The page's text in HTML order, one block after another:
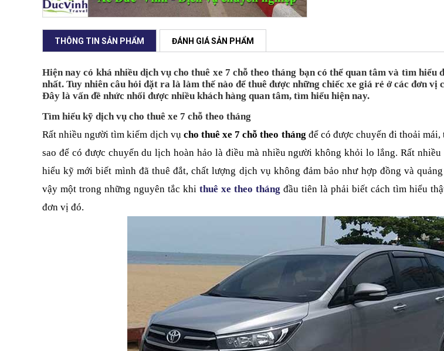
THÔNG TIN SẢN PHẨM ĐÁNH GIÁ SẢN PHẨM
Hiện nay có khá nhiều dịch vụ cho thuê xe 7 chỗ theo tháng bạn có thể quan tâm và tìm hiểu
nhất. Tuy nhiên câu hỏi đặt ra là làm thế nào để thuê được những chiếc xe giá rẻ ở các đơn vị
Đây là vấn đề nhức nhối được nhiều khách hàng quan tâm, tìm hiểu hiện nay.
Tìm hiểu kỹ dịch vụ cho thuê xe 7 chỗ theo tháng
Rất nhiều người tìm kiếm dịch vụ cho thuê xe 7 chỗ theo tháng để có được chuyến đi thoải
sao để có được chuyến du lịch hoàn hảo là điều mà nhiều người không khỏi lo lắng. Rất
hiểu kỹ mới biết mình đã thuê đắt, chất lượng dịch vụ không đảm bảo như hợp đồng và
vậy một trong những nguyên tắc khi thuê xe theo tháng đầu tiên là phải biết cách tìm hiểu
đơn vị đó.